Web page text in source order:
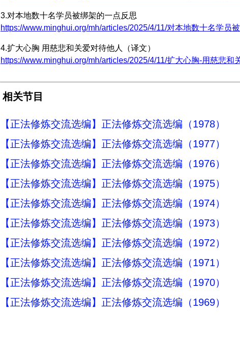
3.对本地数十名学员被绑架的一点反思
https://www.minghui.org/mh/articles/2025/4/11/对本地数十名学员
4.扩大心胸 用慈悲和关爱对待他人（译文）
https://www.minghui.org/mh/articles/2025/4/11/扩大心胸-用慈悲和
相关节目
【正法修炼交流选编】正法修炼交流选编（1978）
【正法修炼交流选编】正法修炼交流选编（1977）
【正法修炼交流选编】正法修炼交流选编（1976）
【正法修炼交流选编】正法修炼交流选编（1975）
【正法修炼交流选编】正法修炼交流选编（1974）
【正法修炼交流选编】正法修炼交流选编（1973）
【正法修炼交流选编】正法修炼交流选编（1972）
【正法修炼交流选编】正法修炼交流选编（1971）
【正法修炼交流选编】正法修炼交流选编（1970）
【正法修炼交流选编】正法修炼交流选编（1969）